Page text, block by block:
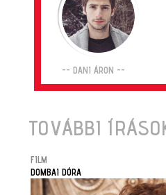
-- DANI ÁRON --
TOVÁBBI
FILM
DOMBAI DÓRA